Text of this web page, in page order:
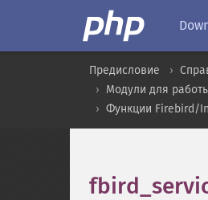
Предисловие
Модули для
Функции Firebird/